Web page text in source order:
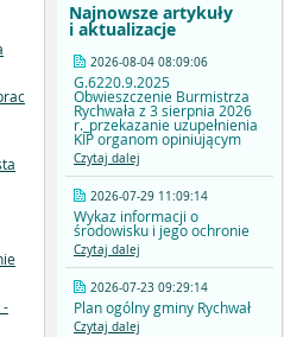
Najnowsze artykuły
i aktualizacje
2026-08-04 08:09:06
G.6220.9.2025
Obwieszczenie Burmistrza
Rychwała z 3 sierpnia 2026
r._przekazanie uzupełnienia
KIP organom opiniującym
Czytaj dalej
2026-07-29 11:09:14
Wykaz informacji o
środowisku i jego ochronie
Czytaj dalej
2026-07-23 09:29:14
Plan ogólny gminy Rychwał
Czytaj dalej
-